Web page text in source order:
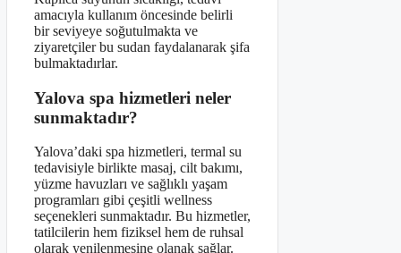
amacıyla kullanım öncesinde belirli
bir seviyeye soğutulmakta ve
ziyaretçiler bu sudan faydalanarak şifa
bulmaktadırlar.
Yalova spa hizmetleri neler
sunmaktadır?
Yalova’daki spa hizmetleri, termal su
tedavisiyle birlikte masaj, cilt bakımı,
yüzme havuzları ve sağlıklı yaşam
programları gibi çeşitli wellness
seçenekleri sunmaktadır. Bu hizmetler,
tatilcilerin hem fiziksel hem de ruhsal
olarak yenilenmesine olanak sağlar.